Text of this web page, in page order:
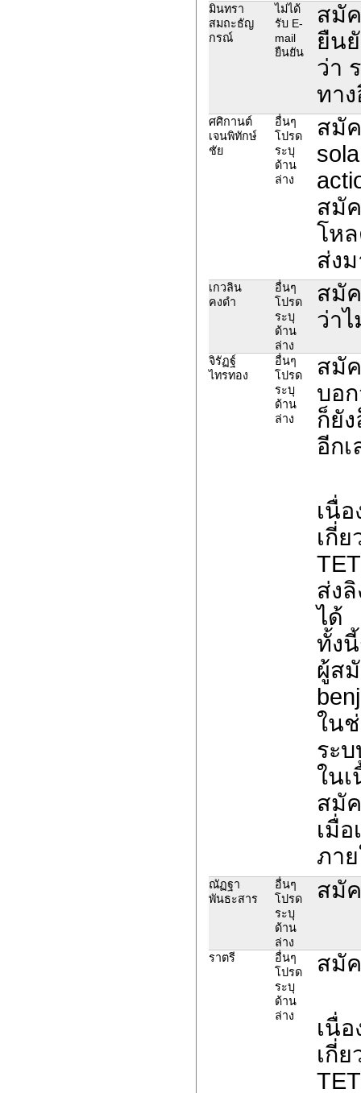
มินทรา
สมถะธัญ
กรณ์
ไม่ได้
รับ E-
mail
ยืนยัน
สมั
ยืน
ว่า
ทา
ศศิกานต์
เจนพิทักษ์
ชัย
อื่นๆ
โปรด
ระบุ
ด้าน
ล่าง
สมั
สมั
โห
ส่ง
เกวลิน
คงดำ
อื่นๆ
โปรด
ระบุ
ด้าน
ล่าง
สมั
ว่า
จิรัฏฐ์
ไทรทอง
อื่นๆ
โปรด
ระบุ
ด้าน
ล่าง
สมั
บอ
ก็ยั
อีกเ
เนื่
เกี่
ส่ง
ได้
ทั้ง
ผู้ส
ใน
ระ
ใน
สมั
เมื่
ภา
ณัฏฐา
พันธะสาร
อื่นๆ
โปรด
ระบุ
ด้าน
ล่าง
สมั
ราตรี
อื่นๆ
โปรด
ระบุ
ด้าน
ล่าง
สมั
เนื่
เกี่